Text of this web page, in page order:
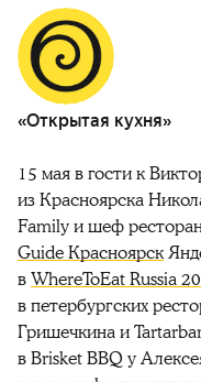
«Открытая кухня»
15 мая в гости к
из Красноярска
Family и шеф
Guide Красноярск
вWhereToEat Russia
в петербургских
Гришечкина и
в Brisket BBQ у